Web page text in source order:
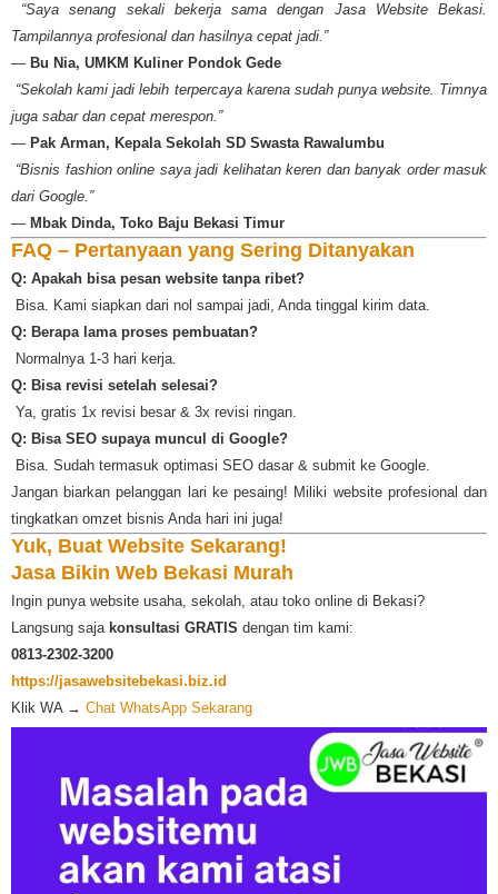
“Saya senang sekali bekerja sama dengan Jasa Website Bekasi.
Tampilannya profesional dan hasilnya cepat jadi.”
— Bu Nia, UMKM Kuliner Pondok Gede
“Sekolah kami jadi lebih terpercaya karena sudah punya website. Timnya
juga sabar dan cepat merespon.”
— Pak Arman, Kepala Sekolah SD Swasta Rawalumbu
“Bisnis fashion online saya jadi kelihatan keren dan banyak order masuk
dari Google.”
— Mbak Dinda, Toko Baju Bekasi Timur
FAQ – Pertanyaan yang Sering Ditanyakan
Q: Apakah bisa pesan website tanpa ribet?
️ Bisa. Kami siapkan dari nol sampai jadi, Anda tinggal kirim data.
Q: Berapa lama proses pembuatan?
️ Normalnya 1-3 hari kerja.
Q: Bisa revisi setelah selesai?
️ Ya, gratis 1x revisi besar & 3x revisi ringan.
Q: Bisa SEO supaya muncul di Google?
️ Bisa. Sudah termasuk optimasi SEO dasar & submit ke Google.
Jangan biarkan pelanggan lari ke pesaing! Miliki website profesional dan
tingkatkan omzet bisnis Anda hari ini juga!
Yuk, Buat Website Sekarang!
Jasa Bikin Web Bekasi Murah
Ingin punya website usaha, sekolah, atau toko online di Bekasi?
Langsung saja konsultasi GRATIS dengan tim kami:
0813-2302-3200
https://jasawebsitebekasi.biz.id
Klik WA → Chat WhatsApp Sekarang